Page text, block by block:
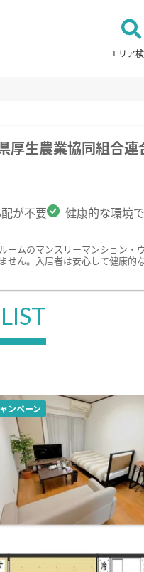
エリア
厚生農業協同組合
が不要 健康的な環境
ームのマンスリーマンション
せん。入居者は安心して健康
ンペーン